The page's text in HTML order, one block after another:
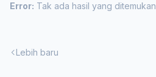
Error: Tak ada hasil yang ditemukan
Lebih baru